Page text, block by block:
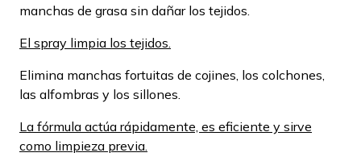
manchas de grasa sin dañar los tejidos.
El spray limpia los tejidos.
Elimina manchas fortuitas de cojines, los colchones,
las alfombras y los sillones.
La fórmula actúa rápidamente, es eficiente y sirve
como limpieza previa.